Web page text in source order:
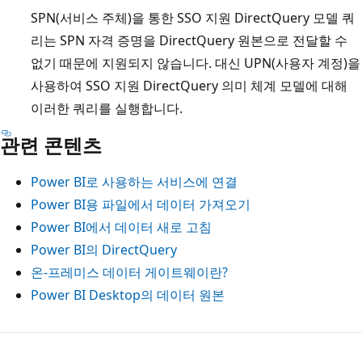
SPN(서비스 주체)을 통한 SSO 지원 DirectQuery 모델 쿼
리는 SPN 자격 증명을 DirectQuery 원본으로 전달할 수
없기 때문에 지원되지 않습니다. 대신 UPN(사용자 계정)을
사용하여 SSO 지원 DirectQuery 의미 체계 모델에 대해
이러한 쿼리를 실행합니다.
관련 콘텐츠
Power BI로 사용하는 서비스에 연결
Power BI용 파일에서 데이터 가져오기
Power BI에서 데이터 새로 고침
Power BI의 DirectQuery
온-프레미스 데이터 게이트웨이란?
Power BI Desktop의 데이터 원본